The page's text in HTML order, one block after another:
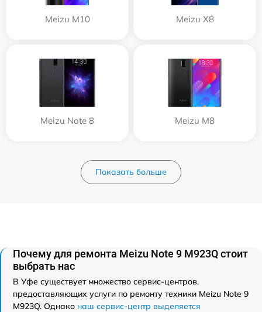
Meizu M10 Meizu X8
Meizu Note 8 Meizu M8
Показать больше
Почему для ремонта Meizu Note 9 M923Q стоит
выбрать нас
В Уфе существует множество сервис-центров,
предоставляющих услуги по ремонту техники Meizu Note 9
M923Q. Однако наш сервис-центр выделяется